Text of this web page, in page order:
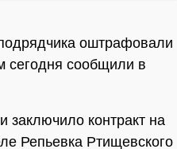
оштрафовали
сегодня сообщили в
заключило контракт на
Репьевка Ртищевского